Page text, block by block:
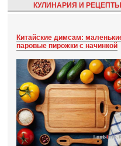
КУЛИНАРИЯ И РЕЦЕПТЫ
Китайские димсам:
паровые пирожки с начинкой